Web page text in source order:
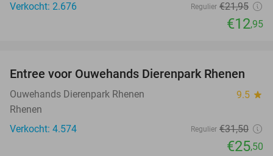
Verkocht: 2.676
Regulier €21,95
€12,95
19%
Entree voor Ouwehands Dierenpark Rhenen
Ouwehands Dierenpark Rhenen 9.5 star
Rhenen
Verkocht: 4.574
Regulier €31,50
€25,50